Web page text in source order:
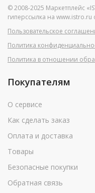
© 2008-2025 Маркетплейс
гиперссылка на www.istro.ru
Пользовательское
Политика
Политика в отношении
Покупателям
О сервисе
Как сделать заказ
Оплата и доставка
Товары
Безопасные покупки
Обратная связь